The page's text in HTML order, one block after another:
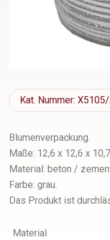
Kat. Nummer:
Blumenverpackung.
Maße: 12,6 x 12,6 x
Material: beton /
Farbe: grau.
Das Produkt ist
Material